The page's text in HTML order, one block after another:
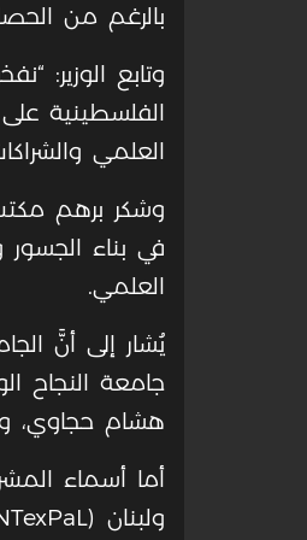
بالرغم من
وتابع الوزير:
الفلسطينية على
العلمي
وشكر برهم
في بناء الجسور
العلمي.
يُشار إلى أنَّ
جامعة النجاح
هشام حجاوي،
أما أسماء
ولبنان